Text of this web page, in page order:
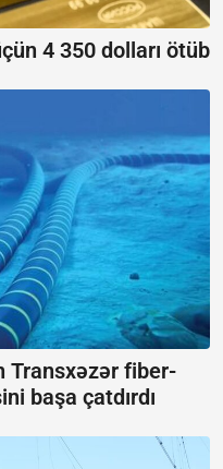
4 350 dolları ötüb
Transxəzər fiber-
başa çatdırdı